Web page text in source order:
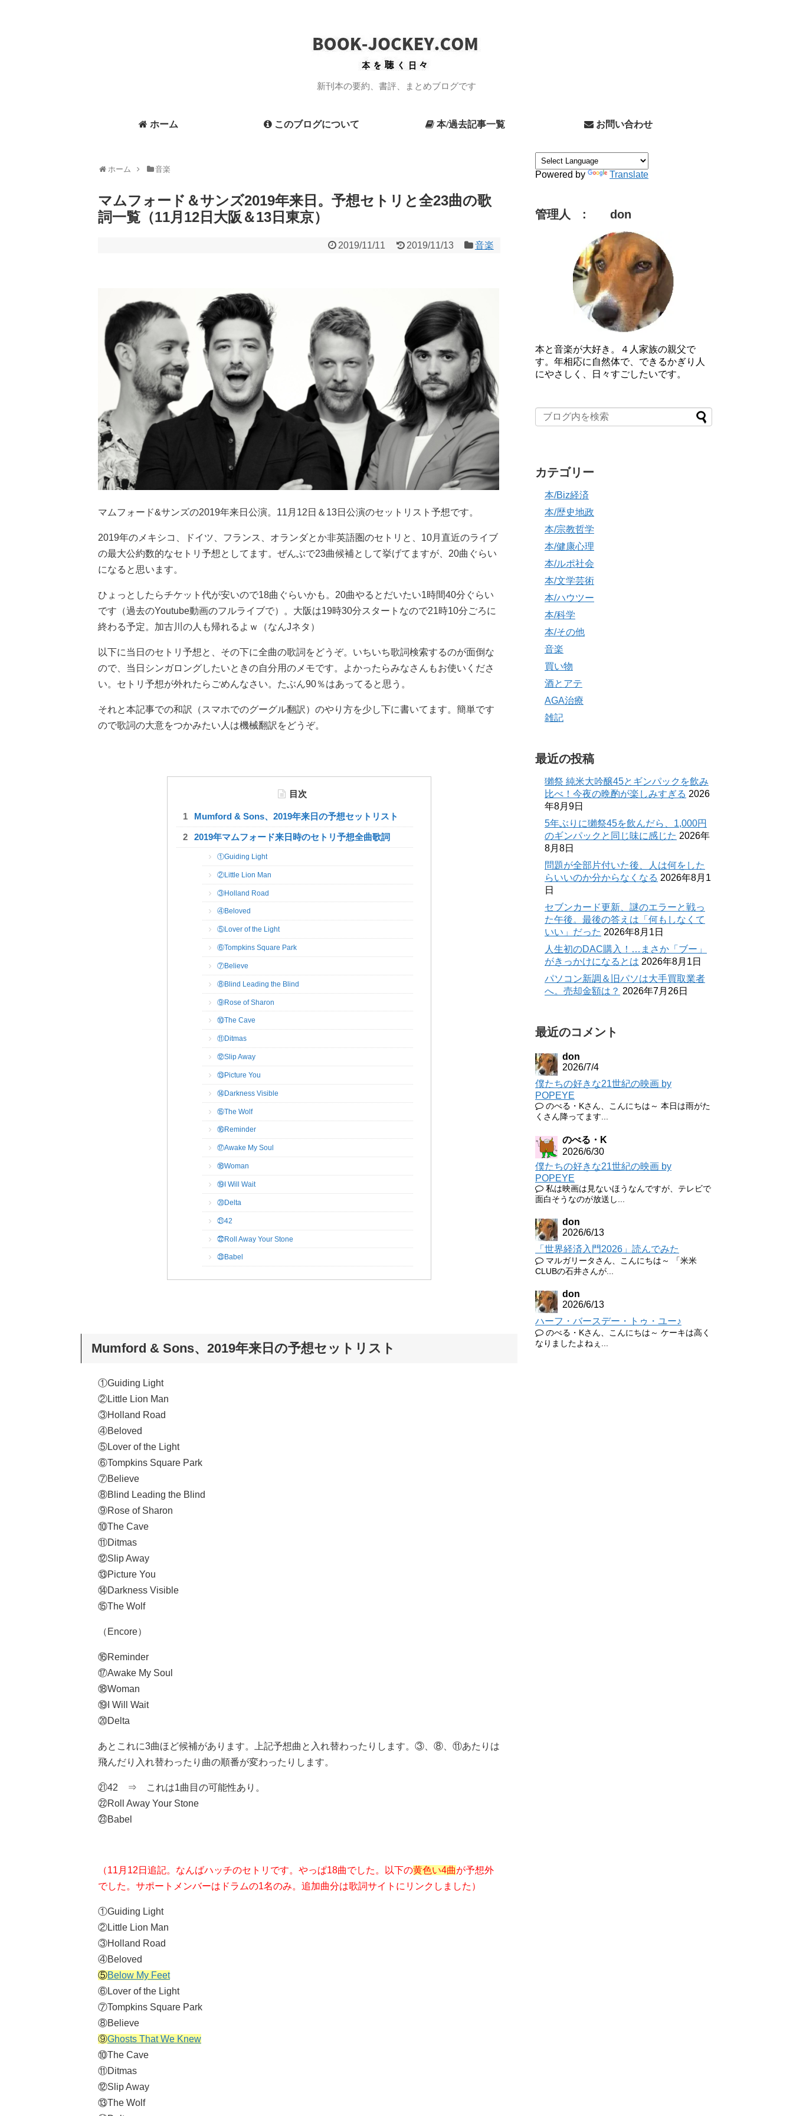
新刊本の要約、書評、まとめブログです
ホーム このブログについて 本/過去記事一覧 お問い合わせ
ホーム 音楽
マムフォード＆サンズ2019年来日。予想セトリと全23曲の歌
詞一覧（11月12日大阪＆13日東京）
2019/11/11 2019/11/13 音楽
マムフォード&サンズの2019年来日公演。11月12日＆13日公演のセットリスト予想です。
2019年のメキシコ、ドイツ、フランス、オランダとか非英語圏のセトリと、10月直近のライブ
の最大公約数的なセトリ予想としてます。ぜんぶで23曲候補として挙げてますが、20曲ぐらい
になると思います。
ひょっとしたらチケット代が安いので18曲ぐらいかも。20曲やるとだいたい1時間40分ぐらい
です（過去のYoutube動画のフルライブで）。大阪は19時30分スタートなので21時10分ごろに
終わる予定。加古川の人も帰れるよｗ（なんJネタ）
以下に当日のセトリ予想と、その下に全曲の歌詞をどうぞ。いちいち歌詞検索するのが面倒な
ので、当日シンガロングしたいときの自分用のメモです。よかったらみなさんもお使いくださ
い。セトリ予想が外れたらごめんなさい。たぶん90％はあってると思う。
それと本記事での和訳（スマホでのグーグル翻訳）のやり方を少し下に書いてます。簡単です
ので歌詞の大意をつかみたい人は機械翻訳をどうぞ。
目次
Mumford & Sons、2019年来日の予想セットリスト
2019年マムフォード来日時のセトリ予想全曲歌詞
①Guiding Light
②Little Lion Man
③Holland Road
④Beloved
⑤Lover of the Light
⑥Tompkins Square Park
⑦Believe
⑧Blind Leading the Blind
⑨Rose of Sharon
⑩The Cave
⑪Ditmas
⑫Slip Away
⑬Picture You
⑭Darkness Visible
⑮The Wolf
⑯Reminder
⑰Awake My Soul
⑱Woman
⑲I Will Wait
⑳Delta
㉑42
㉒Roll Away Your Stone
㉓Babel
Mumford & Sons、2019年来日の予想セットリスト
①Guiding Light
②Little Lion Man
③Holland Road
④Beloved
⑤Lover of the Light
⑥Tompkins Square Park
⑦Believe
⑧Blind Leading the Blind
⑨Rose of Sharon
⑩The Cave
⑪Ditmas
⑫Slip Away
⑬Picture You
⑭Darkness Visible
⑮The Wolf
（Encore）
⑯Reminder
⑰Awake My Soul
⑱Woman
⑲I Will Wait
⑳Delta
あとこれに3曲ほど候補があります。上記予想曲と入れ替わったりします。③、⑧、⑪あたりは
飛んだり入れ替わったり曲の順番が変わったりします。
㉑42 ⇒ これは1曲目の可能性あり。
㉒Roll Away Your Stone
㉓Babel
（11月12日追記。なんばハッチのセトリです。やっぱ18曲でした。以下の黄色い4曲が予想外
でした。サポートメンバーはドラムの1名のみ。追加曲分は歌詞サイトにリンクしました）
①Guiding Light
②Little Lion Man
③Holland Road
④Beloved
⑤Below My Feet
⑥Lover of the Light
⑦Tompkins Square Park
⑧Believe
⑨Ghosts That We Knew
⑩The Cave
⑪Ditmas
⑫Slip Away
⑬The Wolf
Powered by Translate
管理人 : don
本と音楽が大好き。４人家族の親父で
す。年相応に自然体で、できるかぎり人
にやさしく、日々すごしたいです。
カテゴリー
本/Biz経済
本/歴史地政
本/宗教哲学
本/健康心理
本/ルポ社会
本/文学芸術
本/ハウツー
本/科学
本/その他
音楽
買い物
酒とアテ
AGA治療
雑記
最近の投稿
獺祭 純米大吟醸45とギンパックを飲み
比べ！今夜の晩酌が楽しみすぎる 2026
年8月9日
5年ぶりに獺祭45を飲んだら、1,000円
のギンパックと同じ味に感じた 2026年
8月8日
問題が全部片付いた後、人は何をした
らいいのか分からなくなる 2026年8月1
日
セブンカード更新、謎のエラーと戦っ
た午後。最後の答えは「何もしなくて
いい」だった 2026年8月1日
人生初のDAC購入！…まさか「ブー」
がきっかけになるとは 2026年8月1日
パソコン新調＆旧パソは大手買取業者
へ。売却金額は？ 2026年7月26日
最近のコメント
don
2026/7/4
僕たちの好きな21世紀の映画 by
POPEYE
のべる・Kさん、こんにちは～ 本日は雨がた
くさん降ってます...
のべる・K
2026/6/30
僕たちの好きな21世紀の映画 by
POPEYE
私は映画は見ないほうなんですが、テレビで
面白そうなのが放送し...
don
2026/6/13
「世界経済入門2026」読んでみた
マルガリータさん、こんにちは～ 「米米
CLUBの石井さんが...
don
2026/6/13
ハーフ・バースデー・トゥ・ユー♪
のべる・Kさん、こんにちは～ ケーキは高く
なりましたよねぇ...